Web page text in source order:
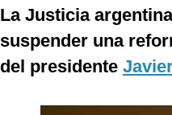
La Justicia
suspender una
del presidente